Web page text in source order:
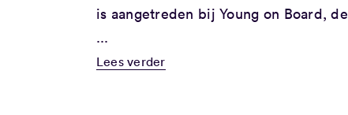
is aangetreden bij Young on Board, de
...
Lees verder